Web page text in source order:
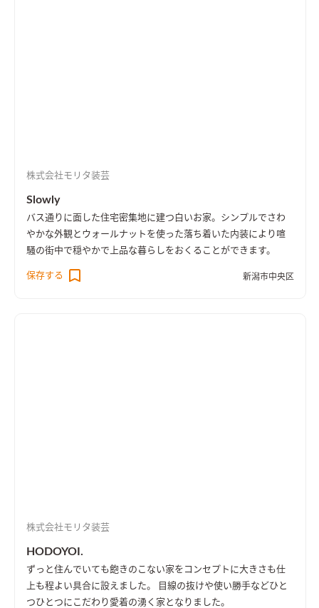
株式会社モリタ装芸
Slowly
バス通りに面した住宅密集地に建つ白いお家。シンプルでさわ
やかな外観とウォールナットを使った落ち着いた内装により喧
騒の街中で穏やかで上品な暮らしをおくることができます。
保存する 新潟市中央区
株式会社モリタ装芸
HODOYOI.
ずっと住んでいても飽きのこない家をコンセプトに大きさも仕
上も程よい具合に設えました。 目線の抜けや使い勝手などひと
つひとつにこだわり愛着の湧く家となりました。